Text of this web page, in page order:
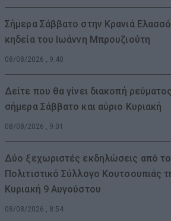
Σήμερα Σάββατο στην Κρανιά
κηδεία του Ιωάννη Μπρουζιούτη
08/08/2026 , 9:40
Δείτε που θα γίνει διακοπή ρεύματος
σήμερα Σάββατο και αύριο Κυριακή
08/08/2026 , 9:01
Δύο ξεχωριστές εκδηλώσεις από
Πολιτιστικό Σύλλογο Κουτσουπιάς
Κυριακή 9 Αυγούστου
08/08/2026 , 8:54